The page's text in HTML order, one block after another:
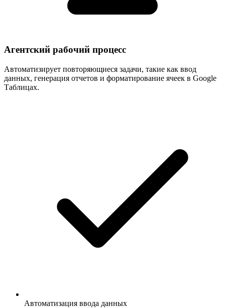
Агентский рабочий процесс
Автоматизирует повторяющиеся задачи, такие как ввод
данных, генерация отчетов и форматирование ячеек в Google
Таблицах.
Автоматизация ввода данных